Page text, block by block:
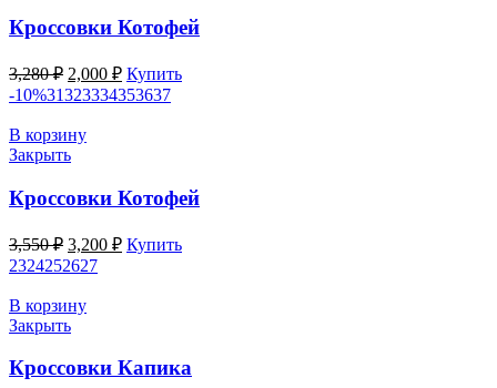
Кроссовки Котофей
3,280₽ Первоначальная
цена
составляла
3,280 ₽.
2,000 ₽Текущая
цена:
Купить
-10%31323334353637
В корзину
Закрыть
Кроссовки Котофей
3,550₽ Первоначальная
цена
составляла
3,550 ₽.
3,200 ₽Текущая
цена:
Купить
2324252627
В корзину
Закрыть
Кроссовки Капика